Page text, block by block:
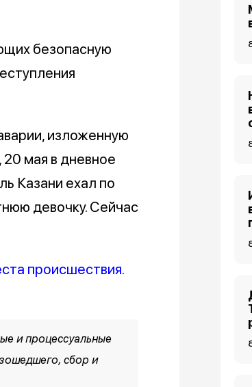
безопасную
изложенную
мая в дневное
Казани ехал по
девочку. Сейчас
происшествия.
и процессуальные
сбор и